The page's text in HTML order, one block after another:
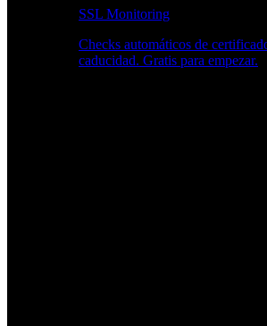
SSL Monitoring
Checks automáticos de
caducidad. Gratis para empezar.